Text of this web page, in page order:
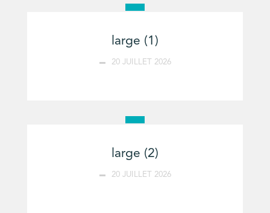
large (1)
20 JUILLET 2026
large (2)
20 JUILLET 2026